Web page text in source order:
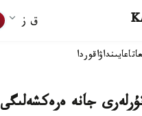
ق ز
تاعايىنداۋاقوردا
جانە ەرەكشەلىگى